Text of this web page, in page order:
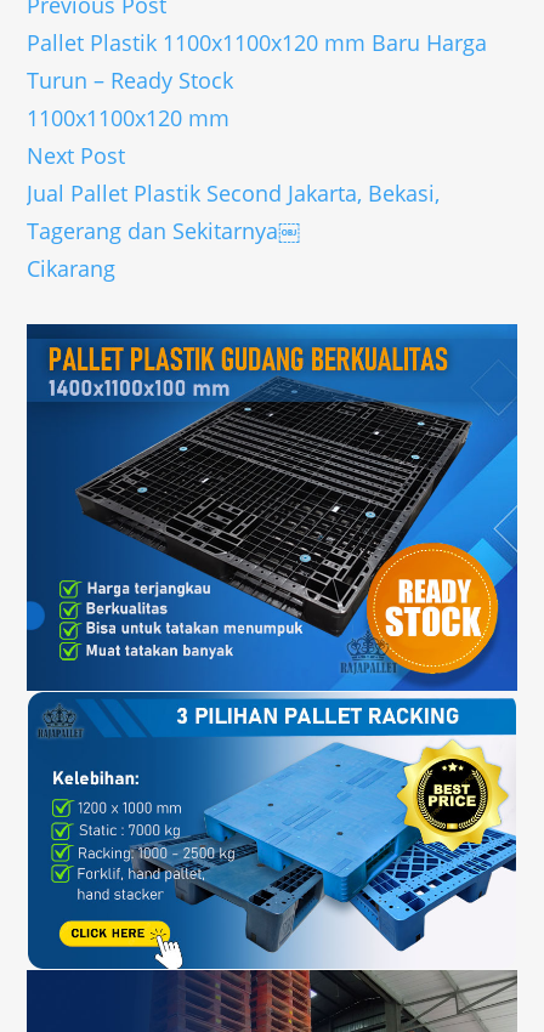
Pallet Plastik 1100x1100x120 mm Baru Harga
Turun – Ready Stock
1100x1100x120 mm
Next Post
Jual Pallet Plastik Second Jakarta, Bekasi,
Tagerang dan Sekitarnya￼
Cikarang